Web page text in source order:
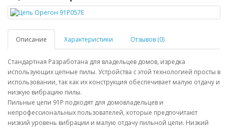
Описание Характеристики Отзывов (0)
Стандартная Разработана для владельцев домов, изредка
использующих цепные пилы. Устройства с этой технологией просты в
использовании, так как их конструкция обеспечивает малую отдачу и
низкую вибрацию пилы.
Пильные цепи 91P подходят для домовладельцев и
непрофессиональных пользователей, которые предпочитают
низкий уровень вибрации и малую отдачу пильной цепи. Низкий